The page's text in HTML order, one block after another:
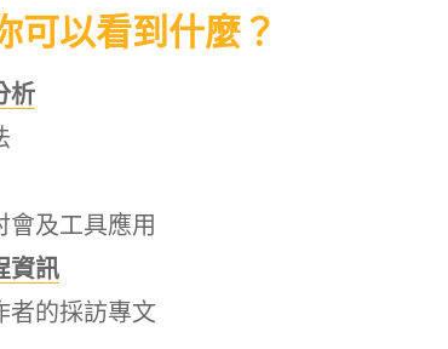
可以看到什麼？
析
會及工具應用
資訊
者的採訪專文